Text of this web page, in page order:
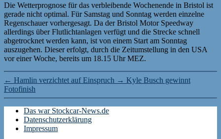
Die Wetterprognose für das verbleibende Wochenende in Bristol ist
gerade nicht optimal. Für Samstag und Sonntag werden einzelne
Regenschauer vorhergesagt. Da der Bristol Motor Speedway
allerdings über Flutlichtanlagen verfügt und die Strecke schnell
abgetrocknet werden kann, ist von einem Start am Sonntag
auszugehen. Dieser erfolgt, durch die Zeitumstellung in den USA
vor einer Woche, bereits um 18.15 Uhr MEZ.
← Hamlin verzichtet auf Einspruch → Kyle Busch gewinnt
Fotofinish
Das war Stockcar-News.de
Datenschutzerklärung
Impressum